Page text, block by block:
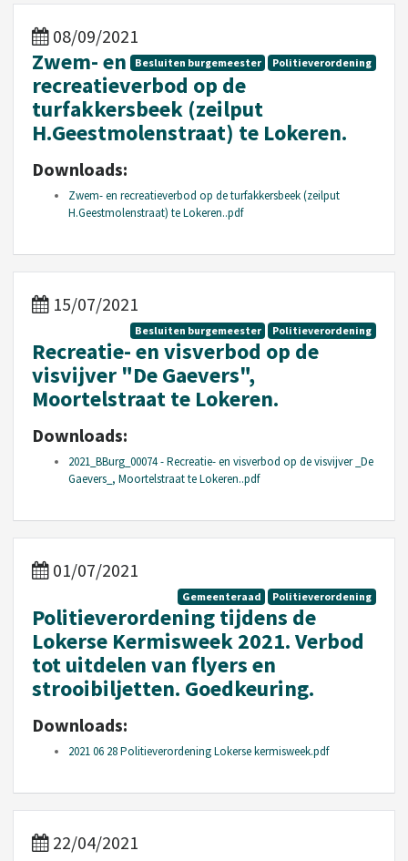
08/09/2021
Besluiten burgemeester Politieverordening
Zwem- en
recreatieverbod op de
turfakkersbeek (zeilput
H.Geestmolenstraat) te Lokeren.
Downloads:
Zwem- en recreatieverbod op de turfakkersbeek (zeilput
H.Geestmolenstraat) te Lokeren..pdf
15/07/2021
Besluiten burgemeester Politieverordening
Recreatie- en visverbod op de
visvijver "De Gaevers",
Moortelstraat te Lokeren.
Downloads:
2021_BBurg_00074 - Recreatie- en visverbod op de visvijver _De
Gaevers_, Moortelstraat te Lokeren..pdf
01/07/2021
Gemeenteraad Politieverordening
Politieverordening tijdens de
Lokerse Kermisweek 2021. Verbod
tot uitdelen van flyers en
strooibiljetten. Goedkeuring.
Downloads:
2021 06 28 Politieverordening Lokerse kermisweek.pdf
22/04/2021